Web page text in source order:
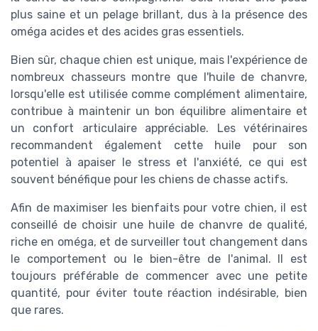
plus saine et un pelage brillant, dus à la présence des
oméga acides et des acides gras essentiels.
Bien sûr, chaque chien est unique, mais l'expérience de
nombreux chasseurs montre que l'huile de chanvre,
lorsqu'elle est utilisée comme complément alimentaire,
contribue à maintenir un bon équilibre alimentaire et
un confort articulaire appréciable. Les vétérinaires
recommandent également cette huile pour son
potentiel à apaiser le stress et l'anxiété, ce qui est
souvent bénéfique pour les chiens de chasse actifs.
Afin de maximiser les bienfaits pour votre chien, il est
conseillé de choisir une huile de chanvre de qualité,
riche en oméga, et de surveiller tout changement dans
le comportement ou le bien-être de l'animal. Il est
toujours préférable de commencer avec une petite
quantité, pour éviter toute réaction indésirable, bien
que rares.